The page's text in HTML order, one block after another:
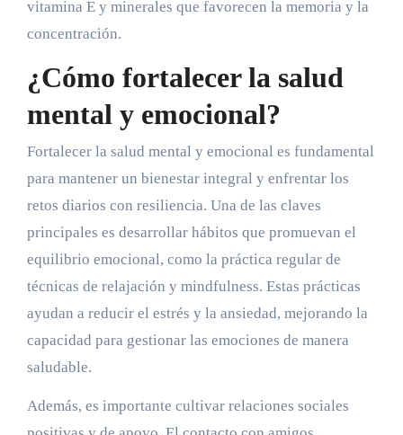
vitamina E y minerales que favorecen la memoria y la
concentración.
¿Cómo fortalecer la salud
mental y emocional?
Fortalecer la salud mental y emocional es fundamental
para mantener un bienestar integral y enfrentar los
retos diarios con resiliencia. Una de las claves
principales es desarrollar hábitos que promuevan el
equilibrio emocional, como la práctica regular de
técnicas de relajación y mindfulness. Estas prácticas
ayudan a reducir el estrés y la ansiedad, mejorando la
capacidad para gestionar las emociones de manera
saludable.
Además, es importante cultivar relaciones sociales